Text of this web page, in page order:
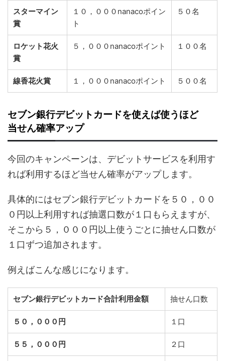
スターマイン
賞
１０，０００nanacoポイン
ト
５０名
ロケット花火
賞
５，０００nanacoポイント １００名
線香花火賞 １，０００nanacoポイント ５００名
セブン銀行デビットカードを使えば使うほど
当せん確率アップ
今回のキャンペーンは、デビットサービスを利用す
れば利用するほど当せん確率がアップします。
具体的にはセブン銀行デビットカードを５０，００
０円以上利用すれば抽選口数が１口もらえますが、
そこから５，０００円以上使うごとに抽せん口数が
１口ずつ追加されます。
例えばこんな感じになります。
セブン銀行デビットカード合計利用金額 抽せん口数
５０，０００円 １口
５５，０００円 ２口